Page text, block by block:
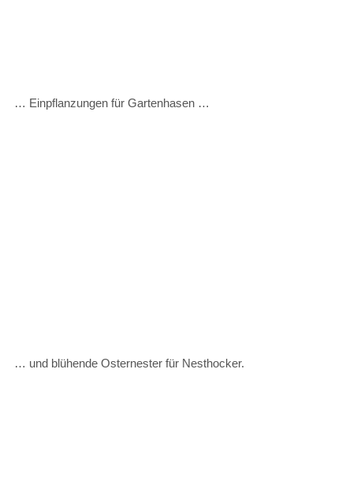
… Einpflanzungen für Gartenhasen …
… und blühende Osternester für Nesthocker.